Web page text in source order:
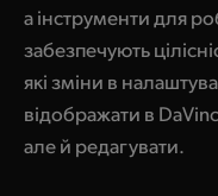
а інструменти для
забезпечують
які зміни в
відображати в
але й редагувати.